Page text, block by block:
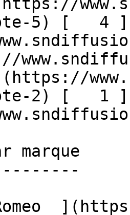
5) [   4 ]
2) [   1 ]
marque